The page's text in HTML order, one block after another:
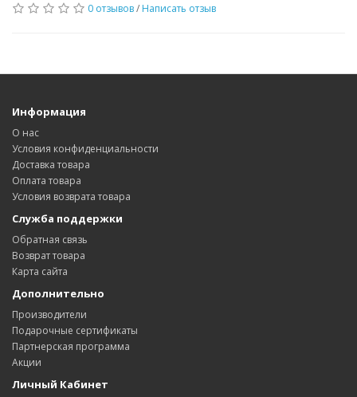
0 отзывов/ Написать отзыв
Информация
О нас
Условия конфиденциальности
Доставка товара
Оплата товара
Условия возврата товара
Служба поддержки
Обратная связь
Возврат товара
Карта сайта
Дополнительно
Производители
Подарочные сертификаты
Партнерская программа
Акции
Личный Кабинет